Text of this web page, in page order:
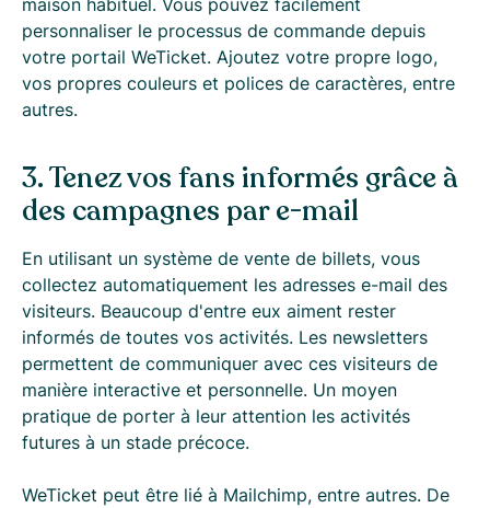
maison habituel. Vous pouvez facilement
personnaliser le processus de commande depuis
votre portail WeTicket. Ajoutez votre propre logo,
vos propres couleurs et polices de caractères, entre
autres.
3. Tenez vos fans informés grâce à
des campagnes par e-mail
En utilisant un système de vente de billets, vous
collectez automatiquement les adresses e-mail des
visiteurs. Beaucoup d'entre eux aiment rester
informés de toutes vos activités. Les newsletters
permettent de communiquer avec ces visiteurs de
manière interactive et personnelle. Un moyen
pratique de porter à leur attention les activités
futures à un stade précoce.
WeTicket peut être lié à Mailchimp, entre autres. De